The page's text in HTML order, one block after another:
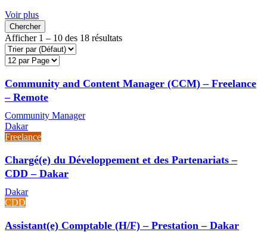
Voir plus
Chercher
Afficher 1 – 10 des 18 résultats
Community and Content Manager (CCM) – Freelance
– Remote
Community Manager
Dakar
Freelance
Chargé(e) du Développement et des Partenariats –
CDD – Dakar
Dakar
CDD
Assistant(e) Comptable (H/F) – Prestation – Dakar